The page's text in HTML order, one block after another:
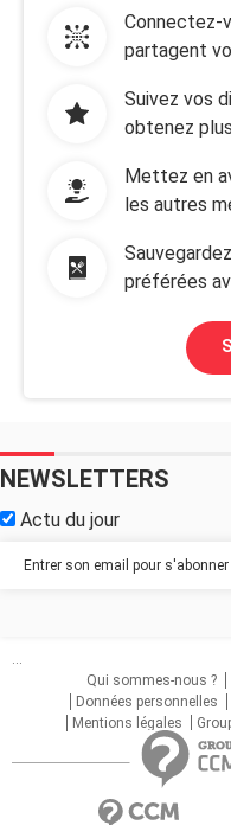
Connectez-
partagent
Suivez vos
obtenez
Mettez en
les autres
préférées
NEWSLETTERS
Actu du jour
...
Qui sommes-nous ?
Données personnelles
Mentions légales